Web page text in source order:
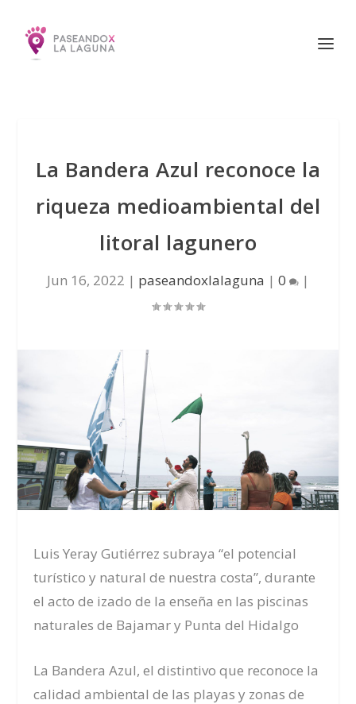
La Bandera Azul reconoce la
riqueza medioambiental del
litoral lagunero
Jun 16, 2022 | paseandoxlalaguna | 0 |
Luis Yeray Gutiérrez subraya “el potencial
turístico y natural de nuestra costa”, durante
el acto de izado de la enseña en las piscinas
naturales de Bajamar y Punta del Hidalgo
La Bandera Azul, el distintivo que reconoce la
calidad ambiental de las playas y zonas de